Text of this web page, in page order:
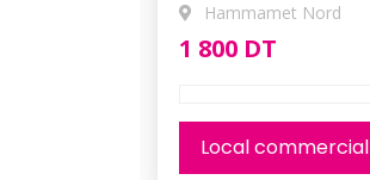
Hammamet Nord
1 800 DT
Local commercial